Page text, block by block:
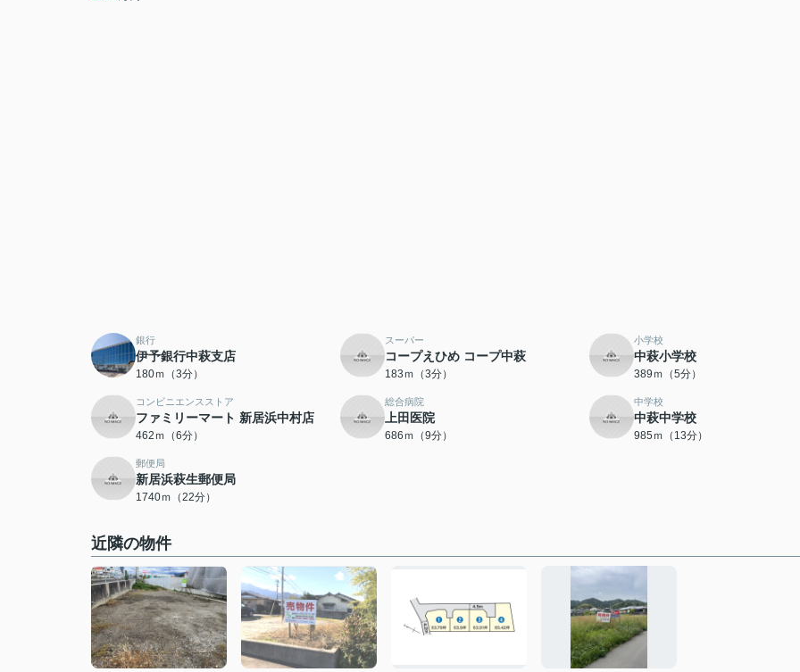
銀行
伊予銀行中萩支店
180ｍ（3分）
スーパー
コープえひめ コープ中萩
183ｍ（3分）
小学校
中萩小学校
389ｍ（5分）
コンビニエンスストア
ファミリーマート 新居浜中村店
462ｍ（6分）
総合病院
上田医院
686ｍ（9分）
中学校
中萩中学校
985ｍ（13分）
郵便局
新居浜萩生郵便局
1740ｍ（22分）
近隣の物件